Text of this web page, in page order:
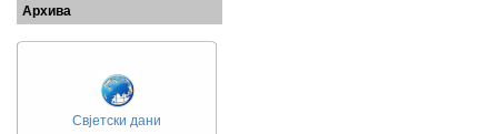
Архива
Свјетски дани